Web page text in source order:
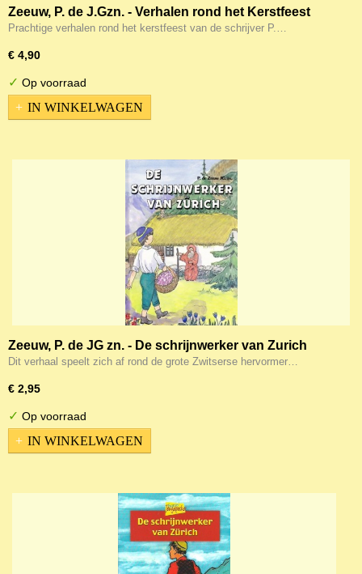
Zeeuw, P. de J.Gzn. - Verhalen rond het Kerstfeest
Prachtige verhalen rond het kerstfeest van de schrijver P.…
€ 4,90
✓ Op voorraad
IN WINKELWAGEN
Zeeuw, P. de JG zn. - De schrijnwerker van Zurich
Dit verhaal speelt zich af rond de grote Zwitserse hervormer…
€ 2,95
✓ Op voorraad
IN WINKELWAGEN